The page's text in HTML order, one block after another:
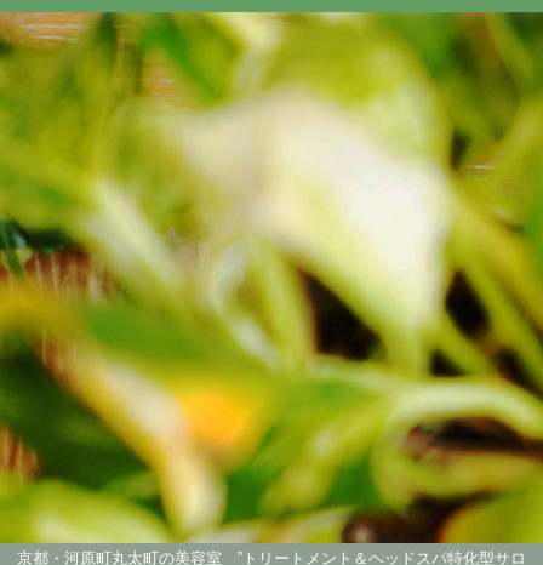
京都・河原町丸太町の美容室 ”トリートメント＆ヘッドスパ特化型サロ